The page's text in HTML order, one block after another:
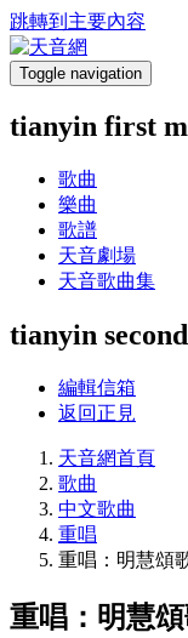
跳轉到主要內容
Toggle navigation
tianyin first
歌曲
樂曲
歌譜
天音劇場
天音歌曲集
tianyin
編輯信箱
返回正見
天音網首頁
歌曲
中文歌曲
重唱
重唱：明慧頌
重唱：明慧